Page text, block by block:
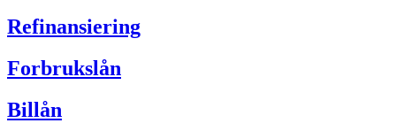
Refinansiering
Forbrukslån
Billån